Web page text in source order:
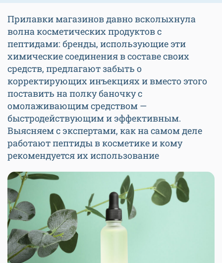
Прилавки магазинов давно всколыхнула
волна косметических продуктов с
пептидами: бренды, использующие эти
химические соединения в составе своих
средств, предлагают забыть о
корректирующих инъекциях и вместо этого
поставить на полку баночку с
омолаживающим средством —
быстродействующим и эффективным.
Выясняем с экспертами, как на самом деле
работают пептиды в косметике и кому
рекомендуется их использование